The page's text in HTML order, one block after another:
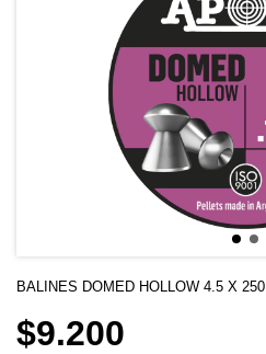
BALINES DOMED HOLLOW 4.5 X 250
$9.200